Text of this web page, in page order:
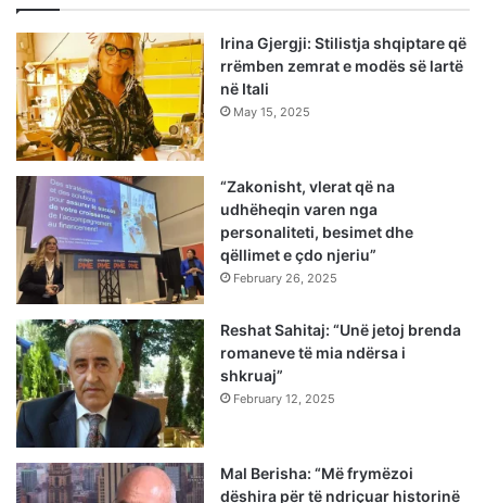
Irina Gjergji: Stilistja shqiptare që
rrëmben zemrat e modës së lartë
në Itali
May 15, 2025
“Zakonisht, vlerat që na
udhëheqin varen nga
personaliteti, besimet dhe
qëllimet e çdo njeriu”
February 26, 2025
Reshat Sahitaj: “Unë jetoj brenda
romaneve të mia ndërsa i
shkruaj”
February 12, 2025
Mal Berisha: “Më frymëzoi
dëshira për të ndriçuar historinë